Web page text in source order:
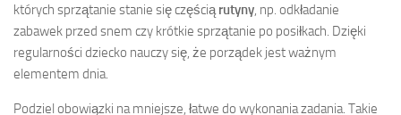
których sprzątanie stanie się częścią rutyny , np. odkładanie
zabawek przed snem czy krótkie sprzątanie po posiłkach. Dzięki
regularności dziecko nauczy się, że porządek jest ważnym
elementem dnia.
Podziel obowiązki na mniejsze, łatwe do wykonania zadania. Takie